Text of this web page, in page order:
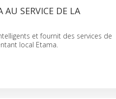
SERVICE DE LA
et fournit des services de
local Etama.